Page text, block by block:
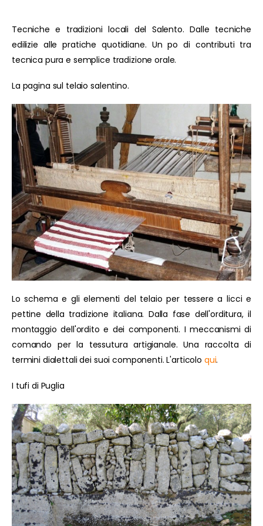
Tecniche e tradizioni locali del Salento. Dalle tecniche
edilizie alle pratiche quotidiane. Un po di contributi tra
tecnica pura e semplice tradizione orale.
La pagina sul telaio salentino.
Lo schema e gli elementi del telaio per tessere a licci e
pettine della tradizione italiana. Dalla fase dell'orditura, il
montaggio dell'ordito e dei componenti. I meccanismi di
comando per la tessutura artigianale. Una raccolta di
termini dialettali dei suoi componenti. L'articolo qui.
I tufi di Puglia